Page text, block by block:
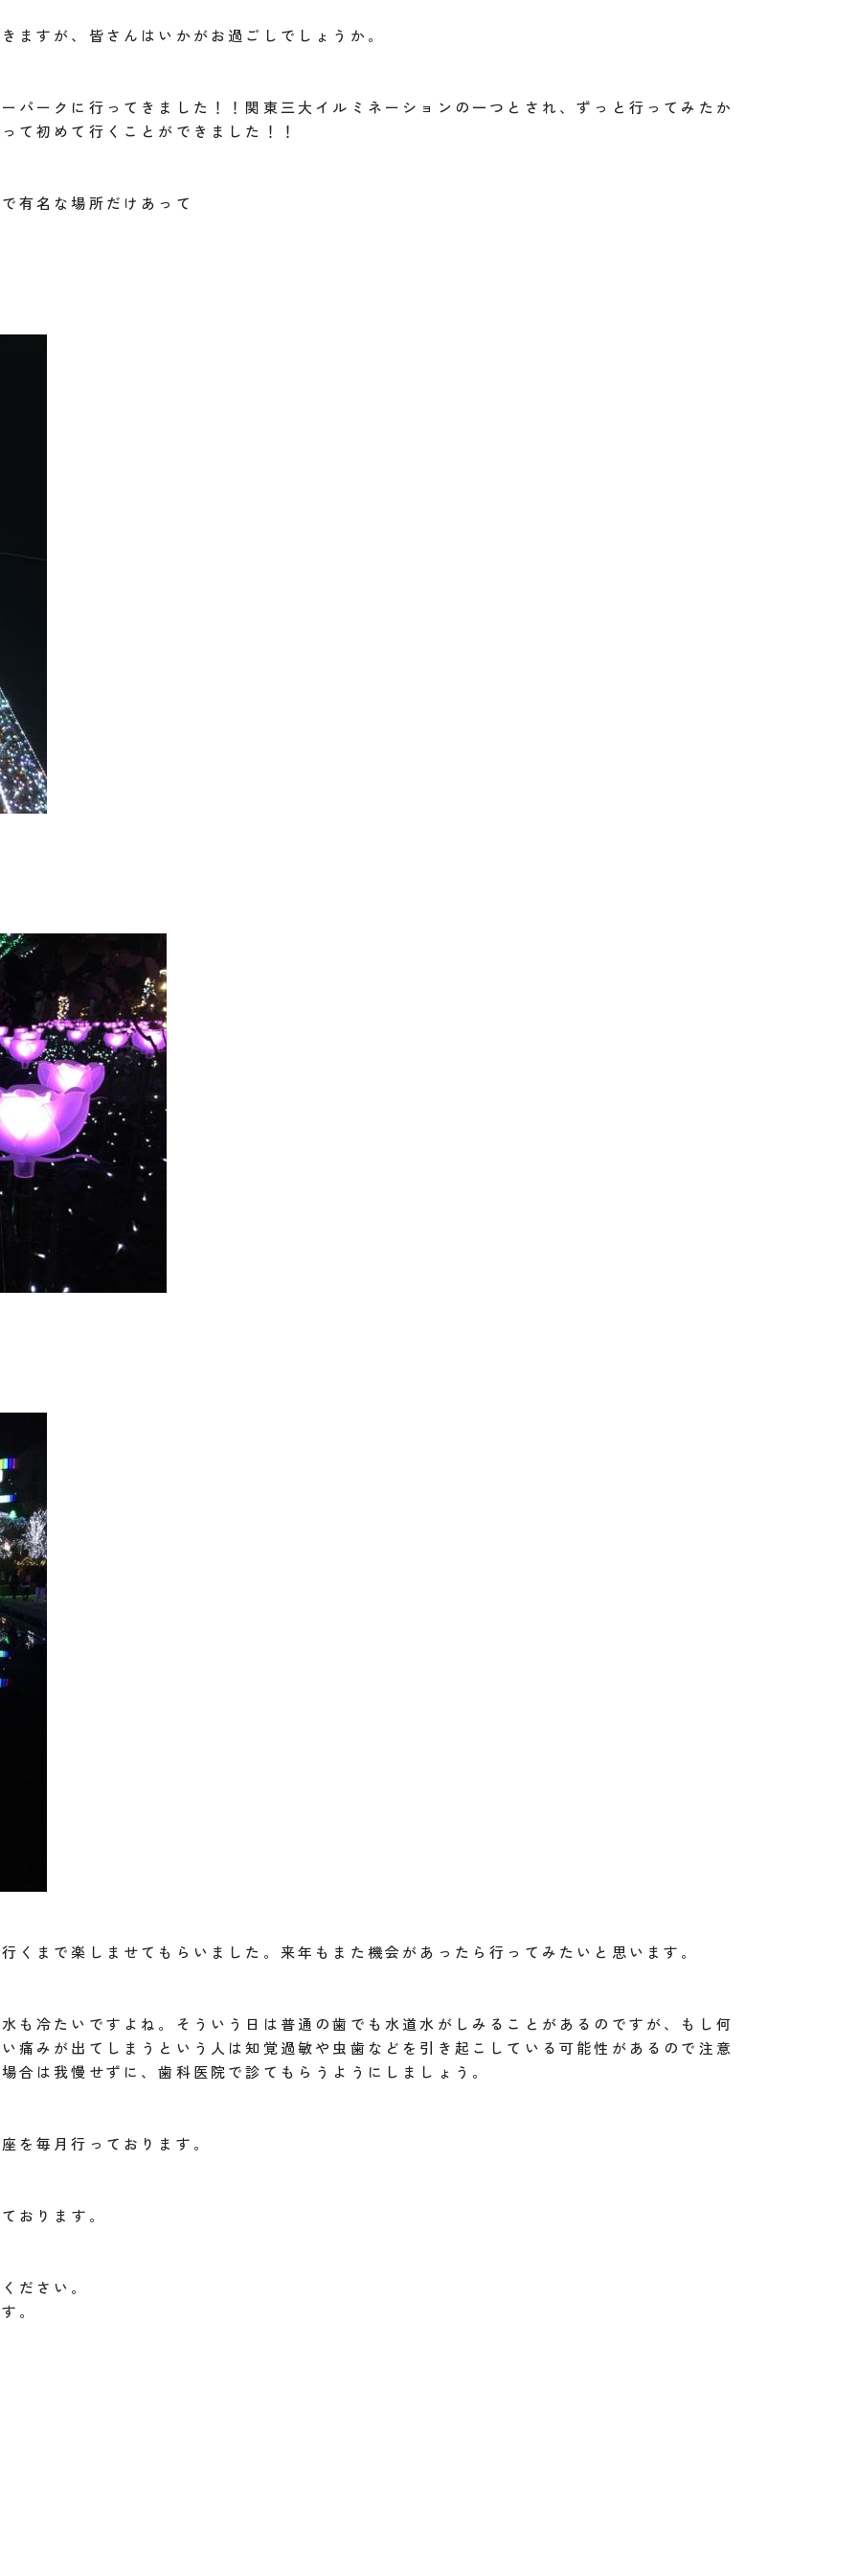
ますが、皆さんはいかがお過ごしでしょうか。
パークに行ってきました！！関東三大イルミネーションの一つとされ、ずっと行ってみたか
て初めて行くことができました！！
有名な場所だけあって
くまで楽しませてもらいました。来年もまた機会があったら行ってみたいと思います。
も冷たいですよね。そういう日は普通の歯でも水道水がしみることがあるのですが、もし何
痛みが出てしまうという人は知覚過敏や虫歯などを引き起こしている可能性があるので注意
合は我慢せずに、歯科医院で診てもらうようにしましょう。
を毎月行っております。
おります。
ださい。
。